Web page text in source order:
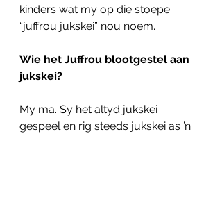
kinders wat my op die stoepe
“juffrou jukskei” nou noem.
Wie het Juffrou blootgestel aan
jukskei?
My ma. Sy het altyd jukskei
gespeel en rig steeds jukskei as ’n